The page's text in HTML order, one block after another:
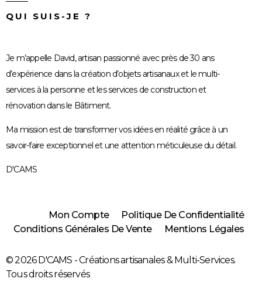
QUI SUIS-JE ?
Je m’appelle David, artisan passionné avec près de 30 ans
d’expérience dans la création d’objets artisanaux et le multi-
services à la personne et les services de construction et
rénovation dans le Bâtiment.
Ma mission est de transformer vos idées en réalité grâce à un
savoir-faire exceptionnel et une attention méticuleuse du détail.
D'CAMS
Mon Compte
Politique De Confidentialité
Conditions Générales De Vente
Mentions Légales
© 2026 D'CAMS - Créations artisanales & Multi-Services.
Tous droits réservés